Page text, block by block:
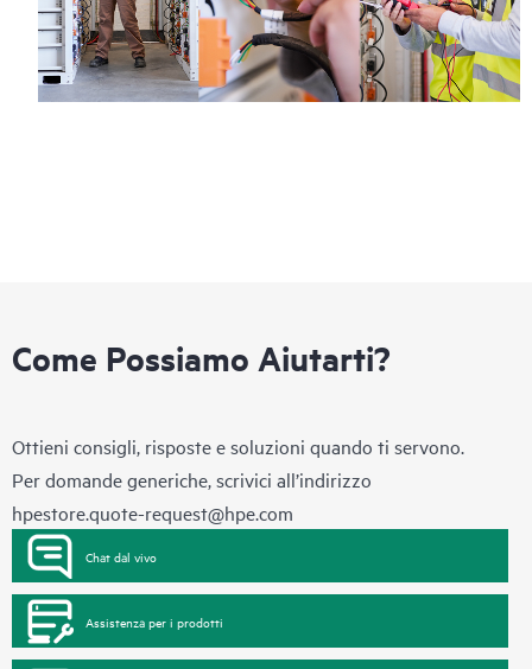
Come Possiamo Aiutarti?
Ottieni consigli, risposte e soluzioni quando ti servono.
Per domande generiche, scrivici all’indirizzo
hpestore.quote-request@hpe.com
Chat dal vivo
Assistenza per i prodotti